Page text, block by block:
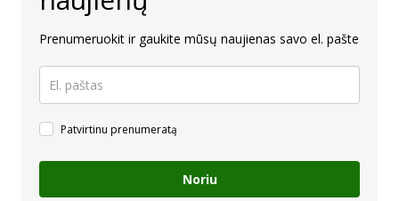
Prenumeruokit ir gaukite mūsų naujienas savo el. pašte
Patvirtinu prenumeratą
Noriu